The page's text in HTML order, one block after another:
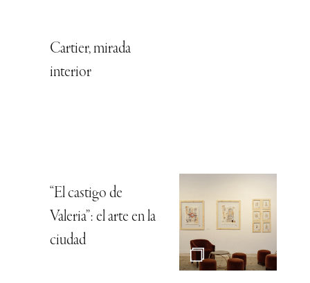
Cartier, mirada
interior
“El castigo de
Valeria”: el arte en la
ciudad